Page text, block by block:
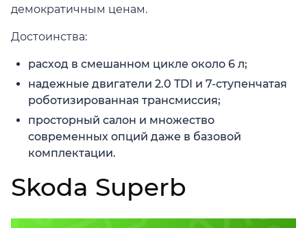
демократичным ценам.
Достоинства:
расход в смешанном цикле около 6 л;
надежные двигатели 2.0 TDI и 7-ступенчатая
роботизированная трансмиссия;
просторный салон и множество
современных опций даже в базовой
комплектации.
Skoda Superb